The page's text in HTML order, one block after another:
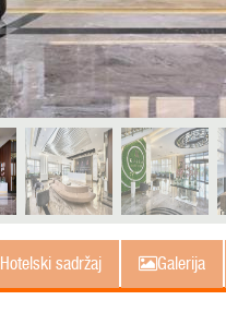
Hotelski sadržaj Galerija